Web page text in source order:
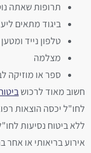
תרופות שאתה
ביגוד מתאים
טלפון נייד ומטען
מצלמה
ספר או מוזיקה
חשוב מאוד לרכוש
לחו"ל יכסה הוצאות
ללא ביטוח נסיעות
אירוע בריאותי או אחר